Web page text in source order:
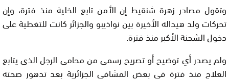
وتقول مصادر زهرة شنقيط إن الأمن تابع الخلية منذ فترة، وإن
تحركات ولد هيداله الأخيرة بين نواذيبو والجزائر كانت للتغطية على
دخول الشحنة الأكبر منذ فترة.
ولم يصدر أي توضيح أو تصريح رسمى من محامى الرجل الذى يتابع
العلاج منذ فترة فى بعض المشافى الجزائرية بعد تدهور صحته